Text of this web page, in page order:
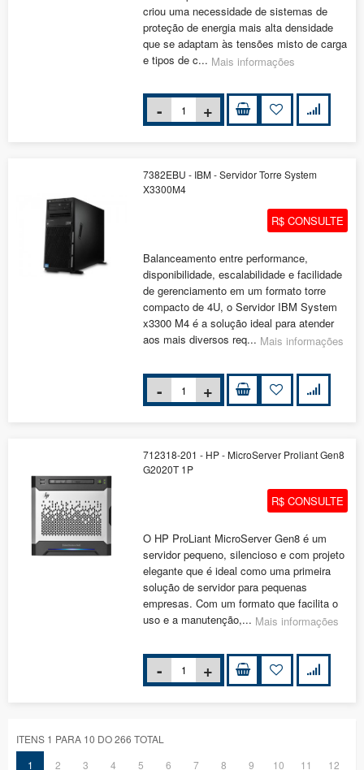
criou uma necessidade de sistemas de
proteção de energia mais alta densidade
que se adaptam às tensões misto de carga
e tipos de c... Mais informações
7382EBU - IBM - Servidor Torre System
X3300M4
R$ CONSULTE
Balanceamento entre performance,
disponibilidade, escalabilidade e facilidade
de gerenciamento em um formato torre
compacto de 4U, o Servidor IBM System
x3300 M4 é a solução ideal para atender
aos mais diversos req... Mais informações
712318-201 - HP - MicroServer Proliant Gen8
G2020T 1P
R$ CONSULTE
O HP ProLiant MicroServer Gen8 é um
servidor pequeno, silencioso e com projeto
elegante que é ideal como uma primeira
solução de servidor para pequenas
empresas. Com um formato que facilita o
uso e a manutenção,... Mais informações
ITENS 1 PARA 10 DO 266 TOTAL
1
2 3 4 5 6 7 8 9 10 11
12